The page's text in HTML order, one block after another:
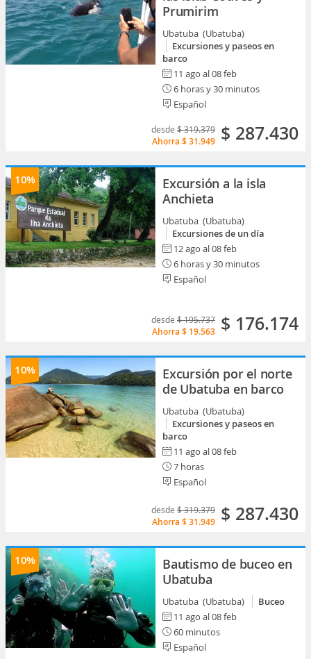
Prumirim
Ubatuba (Ubatuba)
Excursiones y paseos en
barco
11 ago al 08 feb
6 horas y 30 minutos
Español
desde $ 319.379
Ahorra $ 31.949 $ 287.430
10%
Excursión a la isla
Anchieta
Ubatuba (Ubatuba)
Excursiones de un día
12 ago al 08 feb
6 horas y 30 minutos
Español
desde $ 195.737
Ahorra $ 19.563 $ 176.174
10%
Excursión por el norte
de Ubatuba en barco
Ubatuba (Ubatuba)
Excursiones y paseos en
barco
11 ago al 08 feb
7 horas
Español
desde $ 319.379
Ahorra $ 31.949 $ 287.430
10%
Bautismo de buceo en
Ubatuba
Ubatuba (Ubatuba)
Buceo
11 ago al 08 feb
60 minutos
Español